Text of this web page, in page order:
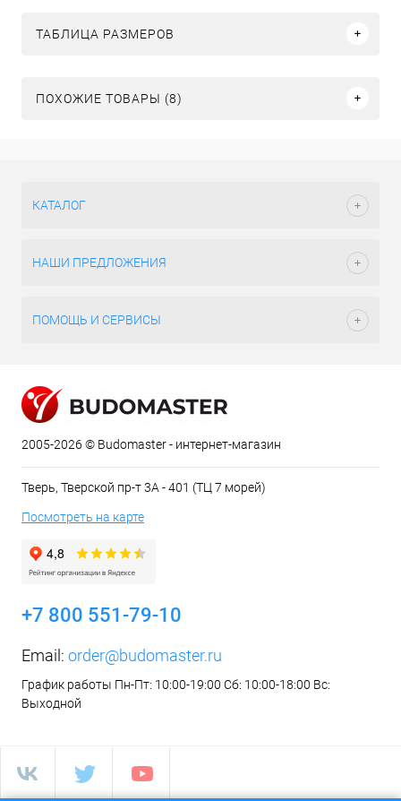
ТАБЛИЦА РАЗМЕРОВ
ПОХОЖИЕ ТОВАРЫ (8)
КАТАЛОГ
НАШИ ПРЕДЛОЖЕНИЯ
ПОМОЩЬ И СЕРВИСЫ
2005-2026 © Budomaster - интернет-магазин
Тверь, Тверской пр-т 3А - 401 (ТЦ 7 морей)
Посмотреть на карте
+7 800 551-79-10
Email: order@budomaster.ru
График работы Пн-Пт: 10:00-19:00 Сб: 10:00-18:00 Вс:
Выходной